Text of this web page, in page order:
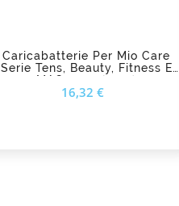
Caricabatterie Per Mio Care
Serie Tens, Beauty, Fitness E
MAG 1000 (2012)
16,32 €